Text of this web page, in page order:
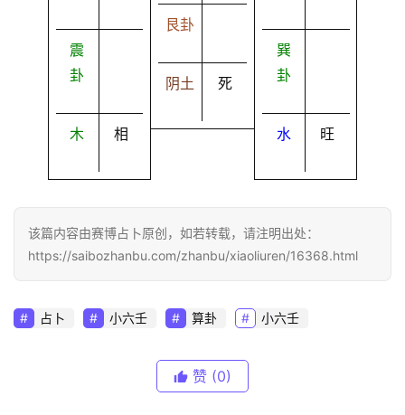
震
卦
木 相
艮卦
阴土 死
巽
卦
水 旺
该篇内容由赛博占卜原创，如若转载，请注明出处：
https://saibozhanbu.com/zhanbu/xiaoliuren/16368.html
占卜 小六壬 算卦 小六壬
赞 (0)